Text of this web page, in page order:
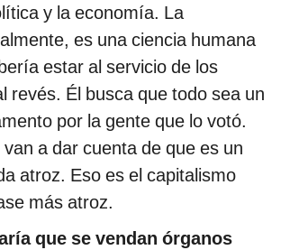
y la economía. La
es una ciencia humana
estar al servicio de los
revés. Él busca que todo sea un
por la gente que lo votó.
a dar cuenta de que es un
atroz. Eso es el capitalismo
más atroz.
que se vendan órganos